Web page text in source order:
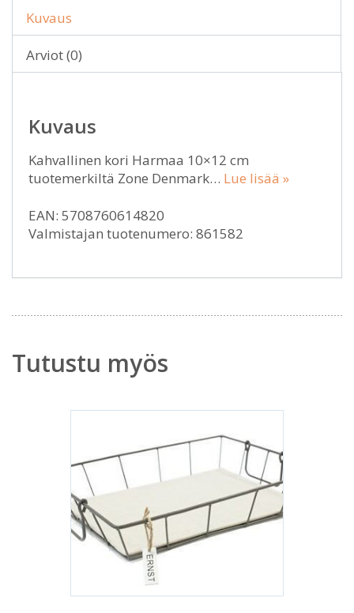
Kuvaus
Arviot (0)
Kuvaus
Kahvallinen kori Harmaa 10×12 cm
tuotemerkiltä Zone Denmark… Lue lisää »
EAN: 5708760614820
Valmistajan tuotenumero: 861582
Tutustu myös